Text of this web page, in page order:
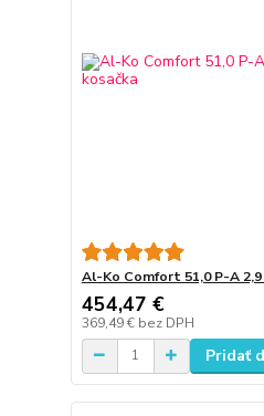
Al-Ko Comfort 51,0 P-A
454,47 €
369,49 € bez DPH
Pridať